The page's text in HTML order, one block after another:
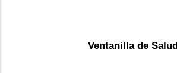
Ventanilla de Salud